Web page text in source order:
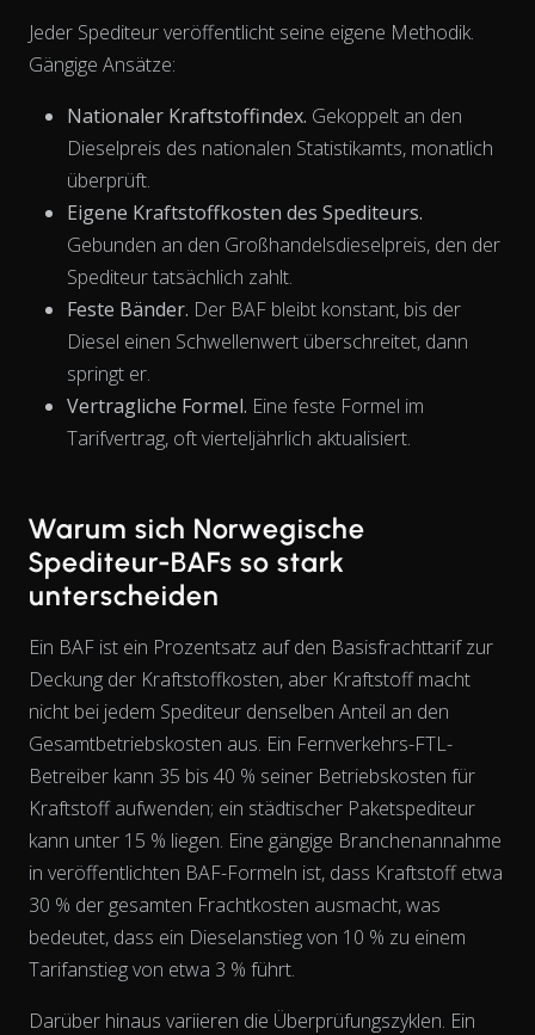
The chart has 1 X axis displaying Time. Data ranges from
The chart has 2 Y axes displaying % and EUR/L.
Jeder Spediteur veröffentlicht seine eigene Methodik.
Gängige Ansätze:
Nationaler Kraftstoffindex. Gekoppelt an den
Dieselpreis des nationalen Statistikamts, monatlich
überprüft.
Eigene Kraftstoffkosten des Spediteurs.
Gebunden an den Großhandelsdieselpreis, den der
Spediteur tatsächlich zahlt.
Feste Bänder. Der BAF bleibt konstant, bis der
Diesel einen Schwellenwert überschreitet, dann
springt er.
Vertragliche Formel. Eine feste Formel im
Tarifvertrag, oft vierteljährlich aktualisiert.
Warum sich Norwegische
Spediteur-BAFs so stark
unterscheiden
Ein BAF ist ein Prozentsatz auf den Basisfrachttarif zur
Deckung der Kraftstoffkosten, aber Kraftstoff macht
nicht bei jedem Spediteur denselben Anteil an den
Gesamtbetriebskosten aus. Ein Fernverkehrs-FTL-
Betreiber kann 35 bis 40 % seiner Betriebskosten für
Kraftstoff aufwenden; ein städtischer Paketspediteur
kann unter 15 % liegen. Eine gängige Branchenannahme
in veröffentlichten BAF-Formeln ist, dass Kraftstoff etwa
30 % der gesamten Frachtkosten ausmacht, was
bedeutet, dass ein Dieselanstieg von 10 % zu einem
Tarifanstieg von etwa 3 % führt.
Darüber hinaus variieren die Überprüfungszyklen. Ein